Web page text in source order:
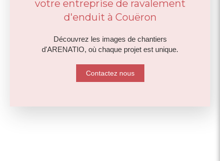
votre entreprise de ravalement
d'enduit à Couëron
Découvrez les images de chantiers
d'ARENATIO, où chaque projet est unique.
Contactez nous